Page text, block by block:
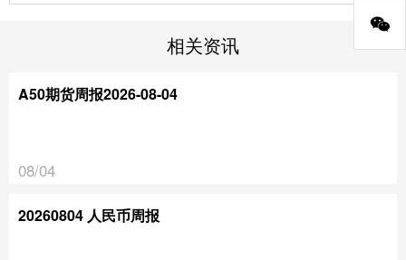
相关资讯
A50期货周报2026-08-04
08/04
20260804 人民币周报